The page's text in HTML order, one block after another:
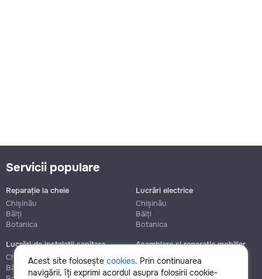
Acest site folosește cookies. Prin continuarea
navigării, îți exprimi acordul asupra folosirii cookie-
Servicii populare
Reparație la cheie
Chișinău
Bălți
Botanica
Lucrări electrice
Chișinău
Bălți
Botanica
Lucrări de instalații sanitare
Chișinău
Bălți
Asamblare și reparație mobilier
Chișinău